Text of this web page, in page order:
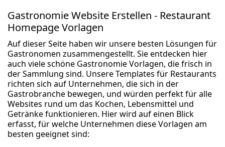
Gastronomie Website Erstellen - Restaurant
Homepage Vorlagen
Auf dieser Seite haben wir unsere besten Lösungen für
Gastronomen zusammengestellt. Sie entdecken hier
auch viele schöne Gastronomie Vorlagen, die frisch in
der Sammlung sind. Unsere Templates für Restaurants
richten sich auf Unternehmen, die sich in der
Gastrobranche bewegen, und würden perfekt für alle
Websites rund um das Kochen, Lebensmittel und
Getränke funktionieren. Hier wird auf einen Blick
erfasst, für welche Unternehmen diese Vorlagen am
besten geeignet sind: